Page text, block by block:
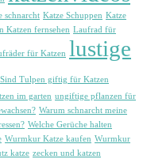
schnarcht Katze Schuppen Katze
Katzen fernsehen Laufrad für
für Katzen lustige
Sind Tulpen giftig für Katzen
im garten ungiftige pflanzen für
Warum schnarcht meine
Welche Gerüche halten
Wurmkur Katze kaufen Wurmkur
katze zecken und katzen